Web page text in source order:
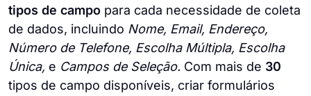
tipos de campo para cada necessidade de coleta
de dados, incluindo Nome, Email, Endereço,
Número de Telefone, Escolha Múltipla, Escolha
Única, e Campos de Seleção. Com mais de 30
tipos de campo disponíveis, criar formulários